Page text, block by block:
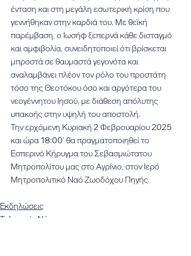
ένταση και στη μεγάλη εσωτερική κρίση που
γεννήθηκαν στην καρδιά του. Με θεϊκή
παρέμβαση, ο Ιωσήφ ξεπερνά κάθε δισταγμό
και αμφιβολία, συνειδητοποιεί ότι βρίσκεται
μπροστά σε θαυμαστά γεγονότα και
αναλαμβάνει πλέον τον ρόλο του προστάτη
τόσο της Θεοτόκου όσο και αργότερα του
νεογέννητου Ιησού, με διάθεση απόλυτης
υπακοής στην υψηλή του αποστολή.
Την ερχόμενη Κυριακή 2 Φεβρουαρίου 2025
και ώρα 18:00’ θα πραγματοποιηθεί το
Εσπερινό Κήρυγμα του Σεβασμιώτατου
Μητροπολίτου μας στο Αγρίνιο, στον Ιερό
Μητροπολιτικό Ναό Ζωοδόχου Πηγής.
Εκδηλώσεις
Τελευταία Νέα